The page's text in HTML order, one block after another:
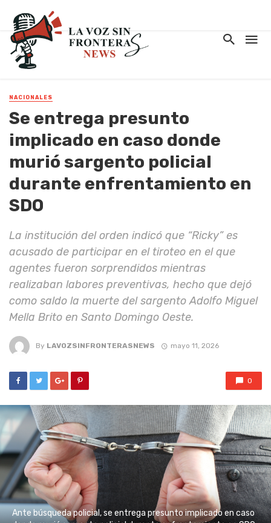
NACIONALES
Se entrega presunto
implicado en caso donde
murió sargento policial
durante enfrentamiento en
SDO
La institución del orden indicó que “Ricky” es
acusado de participar en el tiroteo en el que
agentes fueron sorprendidos mientras
realizaban labores preventivas, hecho que dejó
como saldo la muerte del sargento Adolfo Miguel
Mella Brito en Santo Domingo Oeste.
By LAVOZSINFRONTERASNEWS mayo 11, 2026
0
Ante búsqueda policial, se entrega presunto implicado en caso